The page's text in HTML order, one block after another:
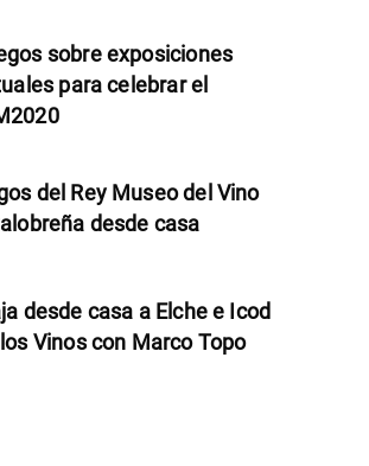
sobre exposiciones
para celebrar el
del Rey Museo del Vino
desde casa
desde casa a Elche e Icod
Vinos con Marco Topo